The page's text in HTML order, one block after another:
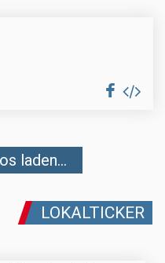
laden...
LOKALTICKER